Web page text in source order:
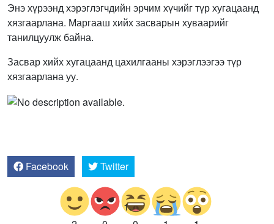
Энэ хүрээнд хэрэглэгчдийн эрчим хүчийг түр хугацаанд
хязгаарлана. Маргааш хийх засварын хуваарийг
танилцуулж байна.
Засвар хийх хугацаанд цахилгааны хэрэглээгээ түр
хязгаарлана уу.
Facebook Twitter